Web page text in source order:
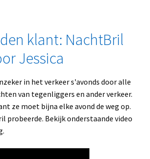
klant: NachtBril
Jessica
in het verkeer s'avonds door alle
van tegenliggers en ander verkeer.
ze moet bijna elke avond de weg op.
probeerde. Bekijk onderstaande video